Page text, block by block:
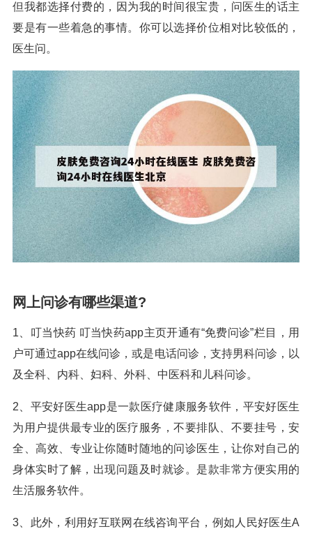
但我都选择付费的，因为我的时间很宝贵，问医生的话主
要是有一些着急的事情。你可以选择价位相对比较低的，
医生问。
网上问诊有哪些渠道?
1、叮当快药 叮当快药app主页开通有“免费问诊”栏目，用
户可通过app在线问诊，或是电话问诊，支持男科问诊，以
及全科、内科、妇科、外科、中医科和儿科问诊。
2、平安好医生app是一款医疗健康服务软件，平安好医生
为用户提供最专业的医疗服务，不要排队、不要挂号，安
全、高效、专业让你随时随地的问诊医生，让你对自己的
身体实时了解，出现问题及时就诊。是款非常方便实用的
生活服务软件。
3、此外，利用好互联网在线咨询平台，例如人民好医生A